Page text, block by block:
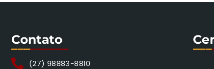
Contato
(27) 98883-8810
_________ ___